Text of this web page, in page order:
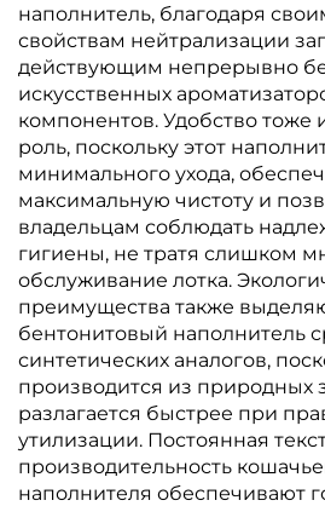
наполнитель, благодаря
свойствам нейтрализации
действующим непрерывно
искусственных
компонентов. Удобство тоже
роль, поскольку этот
минимального ухода,
максимальную чистоту и
владельцам соблюдать
гигиены, не тратя слишком
обслуживание лотка.
преимущества также
бентонитовый наполнитель
синтетических аналогов,
производится из природных
разлагается быстрее при
утилизации. Постоянная
производительность
наполнителя обеспечивают